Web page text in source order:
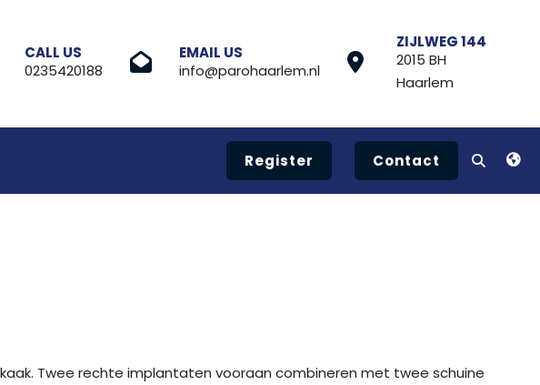
CALL US
0235420188
EMAIL US
info@parohaarlem.nl
ZIJLWEG 144
2015 BH
Haarlem
Register Contact
Twee rechte implantaten vooraan combineren met twee schuine